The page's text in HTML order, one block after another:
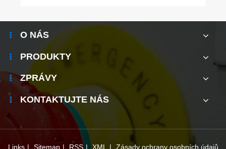
O NÁS
PRODUKTY
ZPRÁVY
KONTAKTUJTE NÁS
Links | Sitemap | RSS | XML | Zásady ochrany osobních údajů